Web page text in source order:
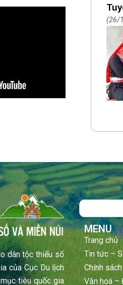
26/
dân tộc thiểu số
của Cục Du lịch
tiêu quốc gia
Search
MENU
Trang chủ
Tin tức –
Chính sách
Văn hoá